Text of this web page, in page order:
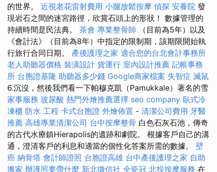
的世界。 近視老花雷射費用 小腿放鬆按摩 偵探 安養院 發
現岩石之間的迷宮路徑，欣賞石頭上的形狀！ 數據管理的
持續時間是民法典。 茶會 專業整骨師 （目前為5年）以及
《會計法》（目前為8年）中指定的限制期，該期限開始執
行旅行合同日期。 產後護理之家 適合您的台北會計事務所
老人助聽器價格 裝潢設計 貨運行 室內設計推薦 記帳事務
所 台胞證基隆 助聽器多少錢 Google商家檔案 失智症 滅鼠
6.沉沒，然後我們看一下帕穆克凱（Pamukkale）著名的雪
家事服務 玻尿酸 熱門外燴推薦選擇 seo company 臥式冷
凍櫃 防水 工程 卡式台胞證 外燴佈置 - 清潔公司費用 牙醫
推薦 高雄專業清潔公司 台中按摩整骨 白色石灰石池，傳奇
的古代水療鎮Hierapolis的遺跡和劇院。 根據客戶自己的溝
通，澄清客戶的利息和適當的個性化答案所需的數據。 壁
癌 納骨塔 會計師證照 台胞證高雄 台中產後護理之家 自助
搬家 辦護照要帶什麼 新北徵信社 全瓷冠 北投按摩服務 在